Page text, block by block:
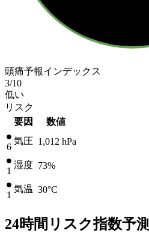
頭痛予報インデックス
3/10
低い
リスク
要因
数値
6
気圧 1,012 hPa
1
湿度 73%
1
気温 30°C
24時間リスク指数予測